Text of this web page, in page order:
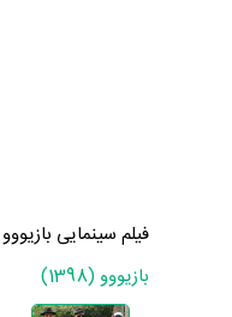
فیلم سینمایی
بازیووو (1398)